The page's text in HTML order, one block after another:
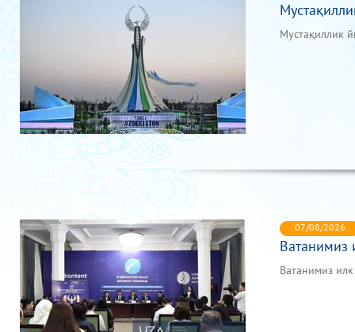
Мустақиллик
07/08/2026
Ватанимиз
Ватанимиз